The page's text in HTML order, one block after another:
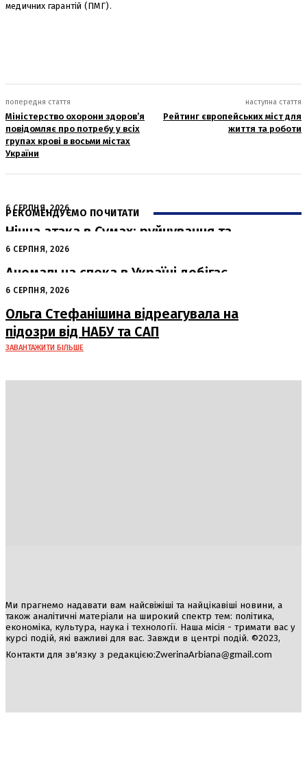
медичних гарантій (ПМГ).
попередня стаття
Міністерство охорони здоров’я
повідомляє про потребу у всіх
групах крові в восьми містах
України
наступна стаття
Рейтинг європейських міст для
життя та роботи
РЕКОМЕНДУЄМО ПОЧИТАТИ
6 СЕРПНЯ, 2026
Нічна атака в Сумах: руйнування та
жертви від російських авіабомб
6 СЕРПНЯ, 2026
Аномальна спека в Україні добігає
кінця: очікується похолодання
6 СЕРПНЯ, 2026
Ольга Стефанішина відреагувала на
підозри від НАБУ та САП
ЗАВАНТАЖИТИ БІЛЬШЕ
Ми прагнемо надавати вам найсвіжіші та найцікавіші новини, а
також аналітичні матеріали на широкий спектр тем: політика,
економіка, культура, наука і технології. Наша місія - тримати вас у
курсі подій, які важливі для вас. Завжди в центрі подій. ©2023,
Контакти для зв'язку з редакцією:ZwerinaArbiana@gmail.com